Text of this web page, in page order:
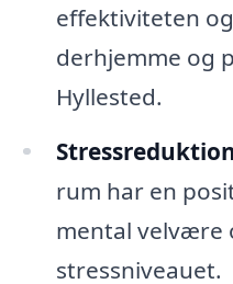
effektiviteten
derhjemme og
Hyllested.
rum har en
mental velvære
stressniveauet.